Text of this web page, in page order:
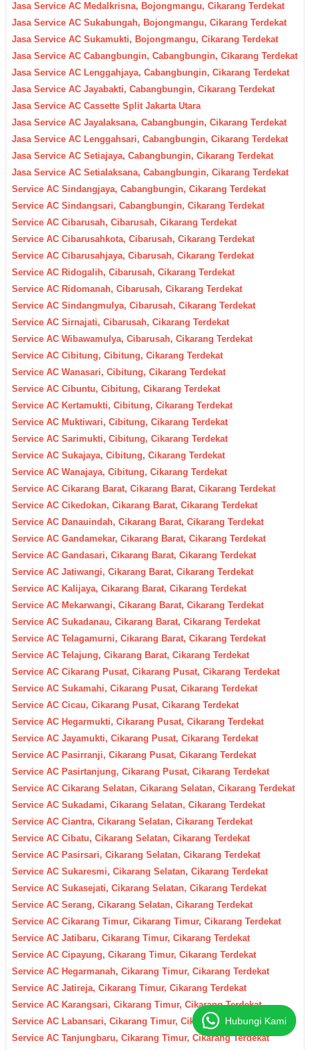
Jasa Service AC Medalkrisna, Bojongmangu, Cikarang Terdekat
Jasa Service AC Sukabungah, Bojongmangu, Cikarang Terdekat
Jasa Service AC Sukamukti, Bojongmangu, Cikarang Terdekat
Jasa Service AC Cabangbungin, Cabangbungin, Cikarang Terdekat
Jasa Service AC Lenggahjaya, Cabangbungin, Cikarang Terdekat
Jasa Service AC Jayabakti, Cabangbungin, Cikarang Terdekat
Jasa Service AC Cassette Split Jakarta Utara
Jasa Service AC Jayalaksana, Cabangbungin, Cikarang Terdekat
Jasa Service AC Lenggahsari, Cabangbungin, Cikarang Terdekat
Jasa Service AC Setiajaya, Cabangbungin, Cikarang Terdekat
Jasa Service AC Setialaksana, Cabangbungin, Cikarang Terdekat
Service AC Sindangjaya, Cabangbungin, Cikarang Terdekat
Service AC Sindangsari, Cabangbungin, Cikarang Terdekat
Service AC Cibarusah, Cibarusah, Cikarang Terdekat
Service AC Cibarusahkota, Cibarusah, Cikarang Terdekat
Service AC Cibarusahjaya, Cibarusah, Cikarang Terdekat
Service AC Ridogalih, Cibarusah, Cikarang Terdekat
Service AC Ridomanah, Cibarusah, Cikarang Terdekat
Service AC Sindangmulya, Cibarusah, Cikarang Terdekat
Service AC Sirnajati, Cibarusah, Cikarang Terdekat
Service AC Wibawamulya, Cibarusah, Cikarang Terdekat
Service AC Cibitung, Cibitung, Cikarang Terdekat
Service AC Wanasari, Cibitung, Cikarang Terdekat
Service AC Cibuntu, Cibitung, Cikarang Terdekat
Service AC Kertamukti, Cibitung, Cikarang Terdekat
Service AC Muktiwari, Cibitung, Cikarang Terdekat
Service AC Sarimukti, Cibitung, Cikarang Terdekat
Service AC Sukajaya, Cibitung, Cikarang Terdekat
Service AC Wanajaya, Cibitung, Cikarang Terdekat
Service AC Cikarang Barat, Cikarang Barat, Cikarang Terdekat
Service AC Cikedokan, Cikarang Barat, Cikarang Terdekat
Service AC Danauindah, Cikarang Barat, Cikarang Terdekat
Service AC Gandamekar, Cikarang Barat, Cikarang Terdekat
Service AC Gandasari, Cikarang Barat, Cikarang Terdekat
Service AC Jatiwangi, Cikarang Barat, Cikarang Terdekat
Service AC Kalijaya, Cikarang Barat, Cikarang Terdekat
Service AC Mekarwangi, Cikarang Barat, Cikarang Terdekat
Service AC Sukadanau, Cikarang Barat, Cikarang Terdekat
Service AC Telagamurni, Cikarang Barat, Cikarang Terdekat
Service AC Telajung, Cikarang Barat, Cikarang Terdekat
Service AC Cikarang Pusat, Cikarang Pusat, Cikarang Terdekat
Service AC Sukamahi, Cikarang Pusat, Cikarang Terdekat
Service AC Cicau, Cikarang Pusat, Cikarang Terdekat
Service AC Hegarmukti, Cikarang Pusat, Cikarang Terdekat
Service AC Jayamukti, Cikarang Pusat, Cikarang Terdekat
Service AC Pasirranji, Cikarang Pusat, Cikarang Terdekat
Service AC Pasirtanjung, Cikarang Pusat, Cikarang Terdekat
Service AC Cikarang Selatan, Cikarang Selatan, Cikarang Terdekat
Service AC Sukadami, Cikarang Selatan, Cikarang Terdekat
Service AC Ciantra, Cikarang Selatan, Cikarang Terdekat
Service AC Cibatu, Cikarang Selatan, Cikarang Terdekat
Service AC Pasirsari, Cikarang Selatan, Cikarang Terdekat
Service AC Sukaresmi, Cikarang Selatan, Cikarang Terdekat
Service AC Sukasejati, Cikarang Selatan, Cikarang Terdekat
Service AC Serang, Cikarang Selatan, Cikarang Terdekat
Service AC Cikarang Timur, Cikarang Timur, Cikarang Terdekat
Service AC Jatibaru, Cikarang Timur, Cikarang Terdekat
Service AC Cipayung, Cikarang Timur, Cikarang Terdekat
Service AC Hegarmanah, Cikarang Timur, Cikarang Terdekat
Service AC Jatireja, Cikarang Timur, Cikarang Terdekat
Service AC Karangsari, Cikarang Timur, Cikarang Terdekat
Service AC Labansari, Cikarang Timur, Cikarang Terdekat
Service AC Tanjungbaru, Cikarang Timur, Cikarang Terdekat
Hubungi Kami